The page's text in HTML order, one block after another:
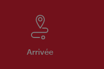
Arrivée